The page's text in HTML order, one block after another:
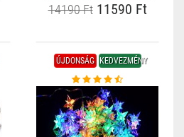
14190 Ft11590 Ft
ÚJDONSÁG KEDVEZMÉNY